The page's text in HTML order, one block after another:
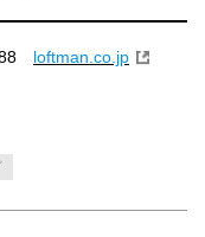
loftman.co.jp